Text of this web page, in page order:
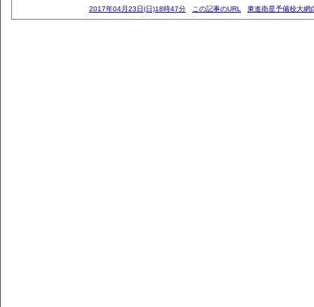
2017年04月23日(日)18時47分 この記事のURL 東進衛星予備校大網